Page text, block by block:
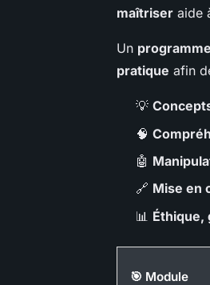
maîtriser aide
Un
pratique afin
💡
🧠
🤖
🔗 Mise en
📊 Éthique,
🎯 Module